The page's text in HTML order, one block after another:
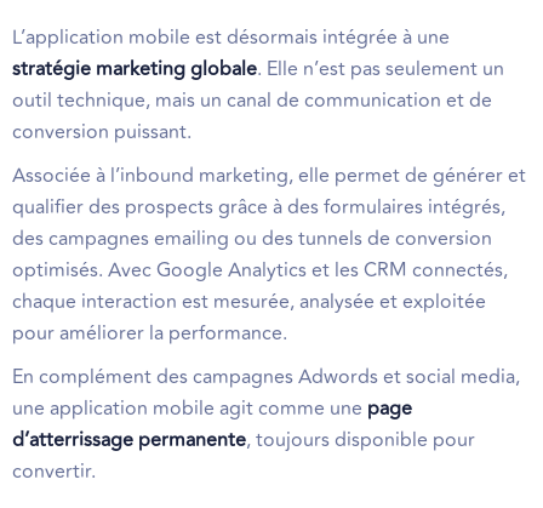
L’application mobile est désormais intégrée à une
stratégie marketing globale. Elle n’est pas seulement un
outil technique, mais un canal de communication et de
conversion puissant.
Associée à l’inbound marketing, elle permet de générer et
qualifier des prospects grâce à des formulaires intégrés,
des campagnes emailing ou des tunnels de conversion
optimisés. Avec Google Analytics et les CRM connectés,
chaque interaction est mesurée, analysée et exploitée
pour améliorer la performance.
En complément des campagnes Adwords et social media,
une application mobile agit comme une page
d’atterrissage permanente, toujours disponible pour
convertir.